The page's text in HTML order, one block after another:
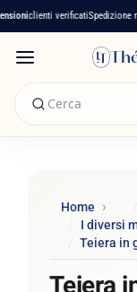
clienti verificatiSpedizione
Home
I diversi
Teiera in
Teiera